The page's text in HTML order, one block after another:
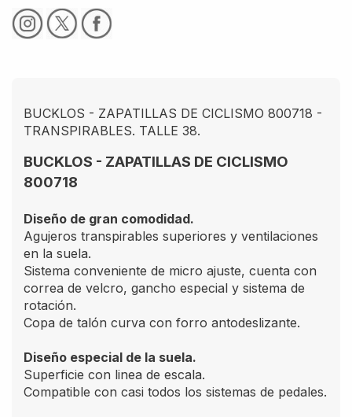
BUCKLOS - ZAPATILLAS DE CICLISMO 800718 -
TRANSPIRABLES. TALLE 38.
BUCKLOS - ZAPATILLAS DE CICLISMO
800718
Diseño de gran comodidad.
Agujeros transpirables superiores y ventilaciones
en la suela.
Sistema conveniente de micro ajuste, cuenta con
correa de velcro, gancho especial y sistema de
rotación.
Copa de talón curva con forro antodeslizante.
Diseño especial de la suela.
Superficie con linea de escala.
Compatible con casi todos los sistemas de pedales.